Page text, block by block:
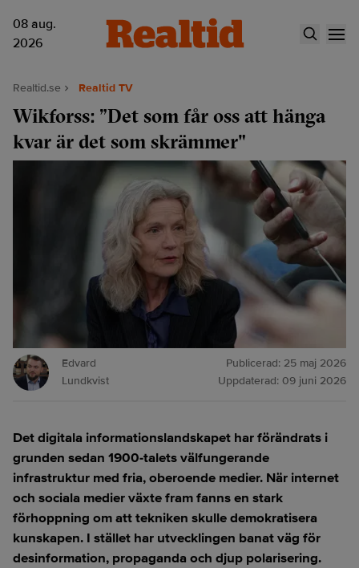
08 aug.
2026
Realtid.se Realtid TV
Wikforss: ”Det som får oss att hänga
kvar är det som skrämmer"
Edvard
Lundkvist
Publicerad: 25 maj 2026
Uppdaterad: 09 juni 2026
Det digitala informationslandskapet har förändrats i
grunden sedan 1900-talets välfungerande
infrastruktur med fria, oberoende medier. När internet
och sociala medier växte fram fanns en stark
förhoppning om att tekniken skulle demokratisera
kunskapen. I stället har utvecklingen banat väg för
desinformation, propaganda och djup polarisering.